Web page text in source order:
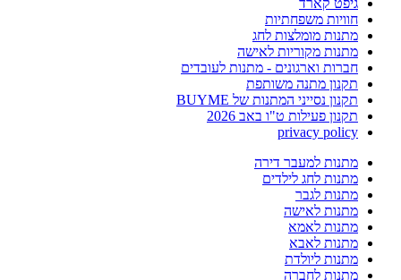
גיפט קארד
חוויות משפחתיות
מתנות מומלצות לחג
מתנות מקוריות לאישה
חברות וארגונים - מתנות לעובדים
תקנון מתנה משותפת
תקנון נסייני המתנות של BUYME
תקנון פעילות ט"ו באב 2026
privacy policy
מתנות למעבר דירה
מתנות לחג לילדים
מתנות לגבר
מתנות לאישה
מתנות לאמא
מתנות לאבא
מתנות ליולדת
מתנות לחברה